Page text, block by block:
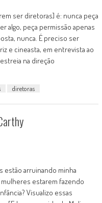
ser diretoras] é: nunca peça
algo, peça permissão apenas
nunca. É preciso ser
e cineasta, em entrevista ao
na direção
diretoras
estão arruinando minha
estarem fazendo
Visualizo essas